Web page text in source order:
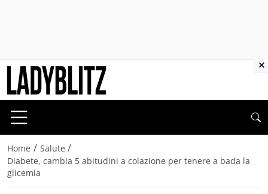
Home / Salute /
Diabete, cambia 5 abitudini a colazione per tenere a bada la
glicemia
×